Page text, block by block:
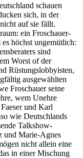
schauen
sich, in der
auf sie fällt.
ein Froschauer-
höchst ungemütlich:
sind
Worst of der
Rüstungslobbyisten,
ausgewählten
Froschauer seine
wem Unehre
und Karl
wie Deutschlands
Talkshow-
und Marie-Agnes
nicht allein eine
in einer Mischung